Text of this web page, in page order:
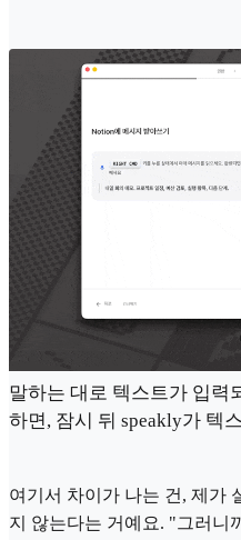
말하는 대로 텍스트가 입력
하면, 잠시 뒤 speakly가 텍
여기서 차이가 나는 건, 제가
지 않는다는 거예요. "그러니